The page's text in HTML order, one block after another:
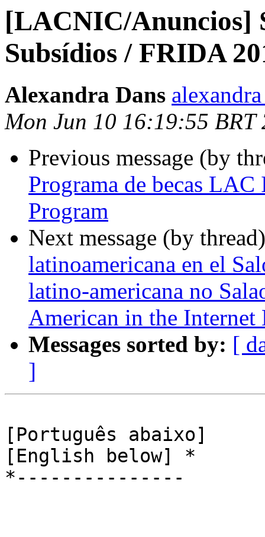
[LACNIC/Anuncios]
Subsídios / FRIDA
Alexandra Dans
Mon Jun 10 16:19:55 BRT
Previous message (by
Programa de becas
Program
Next message (by
latinoamericana en el
latino-americana no
American in the Internet
Messages sorted by: [
]
[Português abaixo]
[English below] *
*---------------